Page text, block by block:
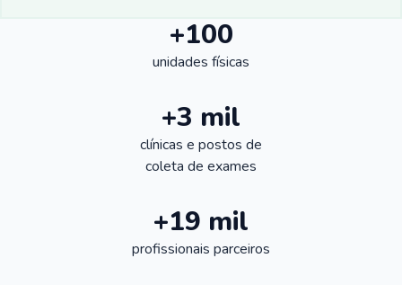
+100
unidades físicas
+3 mil
clínicas e postos de
coleta de exames
+19 mil
profissionais parceiros